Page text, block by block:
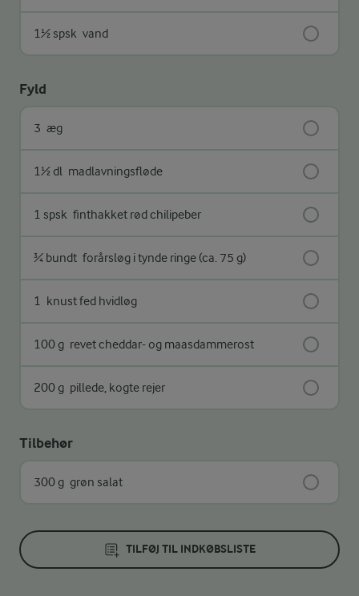
1½ spsk vand
Fyld
3 æg
1½ dl madlavningsfløde
1 spsk finthakket rød chilipeber
¾ bundt forårsløg i tynde ringe (ca. 75 g)
1 knust fed hvidløg
100 g revet cheddar- og maasdammerost
200 g pillede, kogte rejer
Tilbehør
300 g grøn salat
TILFØJ TIL INDKØBSLISTE